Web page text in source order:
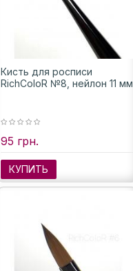
Кисть для росписи
RichColoR №8, нейлон 11 мм
95 грн.
КУПИТЬ